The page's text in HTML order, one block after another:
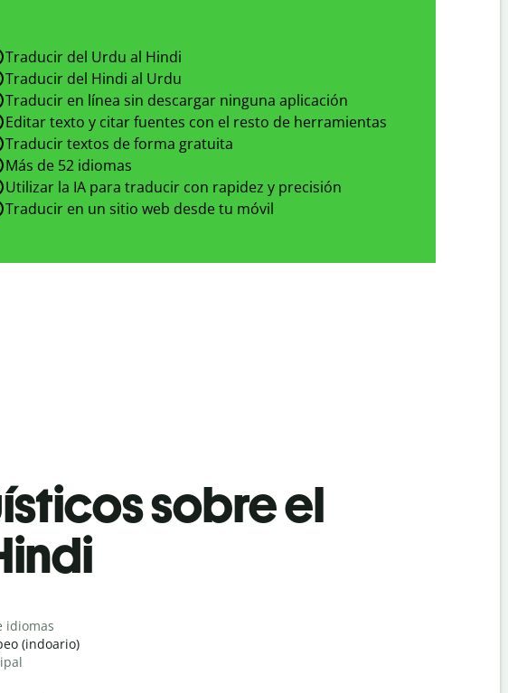
Traducir del Urdu al Hindi
Traducir del Hindi al Urdu
Traducir en línea sin descargar ninguna aplicación
Editar texto y citar fuentes con el resto de herramientas
Traducir textos de forma gratuita
Más de 52 idiomas
Utilizar la IA para traducir con rapidez y precisión
Traducir en un sitio web desde tu móvil
sobre el
idiomas
(indoario)